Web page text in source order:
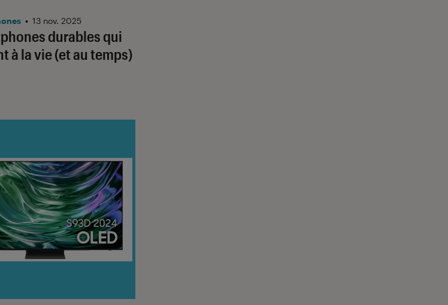
durables qui
à la vie (et au temps)
• 13 nov. 2025